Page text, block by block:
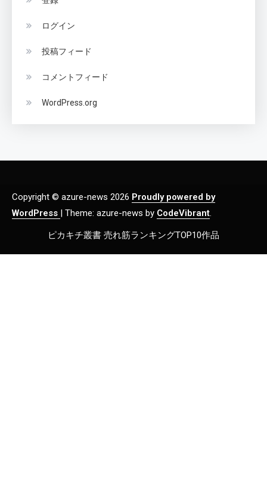
ログイン
投稿フィード
コメントフィード
WordPress.org
Copyright © azure-news 2026 Proudly powered by
WordPress | Theme: azure-news by CodeVibrant.
ピカキチ叢書 売れ筋ランキングTOP10作品